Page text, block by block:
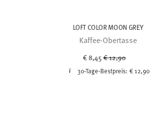
LOFT COLOR MOON GREY
Kaffee-Obertasse
€ 8,45Price reduced from
€ 12,90
30-Tage-Bestpreis:€ 12,90